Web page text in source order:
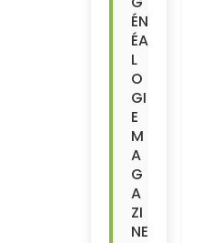
ÉN
ÉA
L
O
GI
E
M
A
G
A
ZI
NE